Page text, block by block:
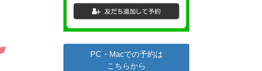
PC・Macでの予約は
こちらから